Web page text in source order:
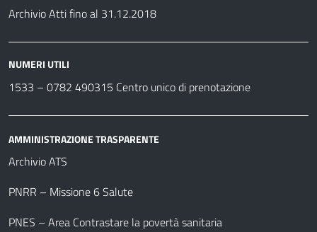
Archivio Atti fino al 31.12.2018
NUMERI UTILI
1533 – 0782 490315 Centro unico di prenotazione
AMMINISTRAZIONE TRASPARENTE
Archivio ATS
PNRR – Missione 6 Salute
PNES – Area Contrastare la povertà sanitaria